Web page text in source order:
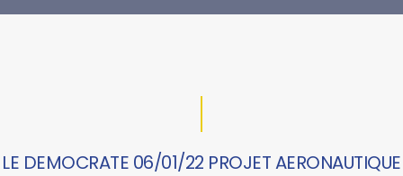
LE DEMOCRATE 06/01/22 PROJET AERONAUTIQUE